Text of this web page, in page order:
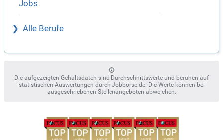
Jobs
Alle Berufe
Die aufgezeigten Gehaltsdaten sind Durchschnittswerte und beruhen auf
statistischen Auswertungen durch Jobbörse.de. Die Werte können bei
ausgeschriebenen Stellenangeboten abweichen.